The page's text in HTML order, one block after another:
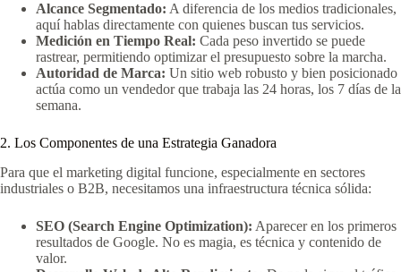
Alcance Segmentado: A diferencia de los medios tradicionales,
aquí hablas directamente con quienes buscan tus servicios.
Medición en Tiempo Real: Cada peso invertido se puede
rastrear, permitiendo optimizar el presupuesto sobre la marcha.
Autoridad de Marca: Un sitio web robusto y bien posicionado
actúa como un vendedor que trabaja las 24 horas, los 7 días de la
semana.
2. Los Componentes de una Estrategia Ganadora
Para que el marketing digital funcione, especialmente en sectores
industriales o B2B, necesitamos una infraestructura técnica sólida:
SEO (Search Engine Optimization): Aparecer en los primeros
resultados de Google. No es magia, es técnica y contenido de
valor.